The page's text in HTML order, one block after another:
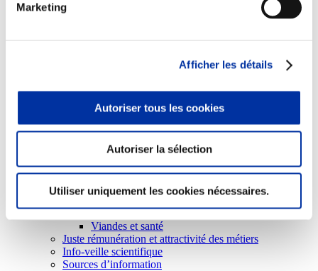
Marketing
Afficher les détails
Autoriser tous les cookies
Autoriser la sélection
Utiliser uniquement les cookies nécessaires.
Consommation
Sécurité sanitaire
Viandes et santé
Juste rémunération et attractivité des métiers
Info-veille scientifique
Sources d’information